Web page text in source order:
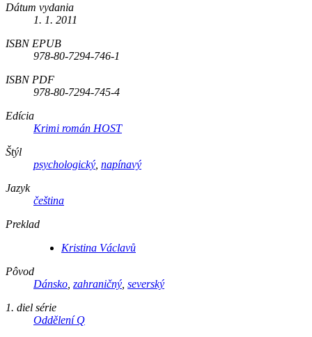
Dátum vydania
1. 1. 2011
ISBN EPUB
978-80-7294-746-1
ISBN PDF
978-80-7294-745-4
Edícia
Krimi román HOST
Štýl
psychologický napínavý
Jazyk
čeština
Preklad
Kristina Václavů
Pôvod
Dánsko zahraničný severský
1. diel série
Oddělení Q